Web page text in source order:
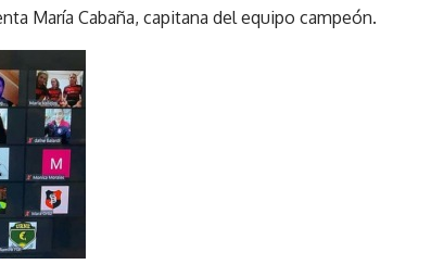
María Cabaña, capitana del equipo campeón.